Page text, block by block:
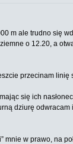
m ale trudno się
o 12.20, a
przecinam linię
się ich
dziurę odwracam
mnie w prawo, na